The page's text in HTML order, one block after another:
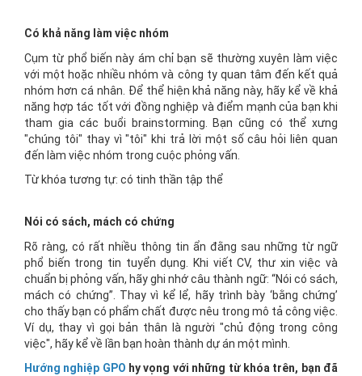
Có khả năng làm việc nhóm
Cụm từ phổ biến này ám chỉ bạn sẽ thường xuyên làm việc
với một hoặc nhiều nhóm và công ty quan tâm đến kết quả
nhóm hơn cá nhân. Để thể hiện khả năng này, hãy kể về khả
năng hợp tác tốt với đồng nghiệp và điểm mạnh của bạn khi
tham gia các buổi brainstorming. Bạn cũng có thể xưng
"chúng tôi" thay vì "tôi" khi trả lời một số câu hỏi liên quan
đến làm việc nhóm trong cuộc phỏng vấn.
Từ khóa tương tự: có tinh thần tập thể
Nói có sách, mách có chứng
Rõ ràng, có rất nhiều thông tin ẩn đằng sau những từ ngữ
phổ biến trong tin tuyển dụng. Khi viết CV, thư xin việc và
chuẩn bị phỏng vấn, hãy ghi nhớ câu thành ngữ: “Nói có sách,
mách có chứng”. Thay vì kể lể, hãy trình bày ‘bằng chứng’
cho thấy bạn có phẩm chất được nêu trong mô tả công việc.
Ví dụ, thay vì gọi bản thân là người "chủ động trong công
việc", hãy kể về lần bạn hoàn thành dự án một mình.
Hướng nghiệp GPO hy vọng với những từ khóa trên, bạn đã